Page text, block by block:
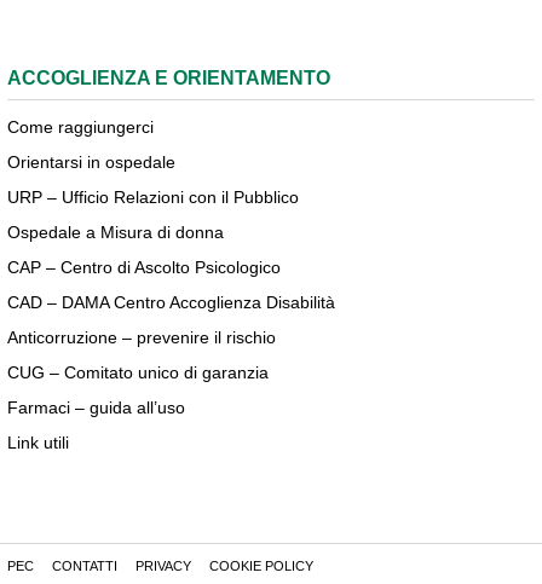
ACCOGLIENZA E ORIENTAMENTO
Come raggiungerci
Orientarsi in ospedale
URP – Ufficio Relazioni con il Pubblico
Ospedale a Misura di donna
CAP – Centro di Ascolto Psicologico
CAD – DAMA Centro Accoglienza Disabilità
Anticorruzione – prevenire il rischio
CUG – Comitato unico di garanzia
Farmaci – guida all’uso
Link utili
PEC CONTATTI PRIVACY COOKIE POLICY